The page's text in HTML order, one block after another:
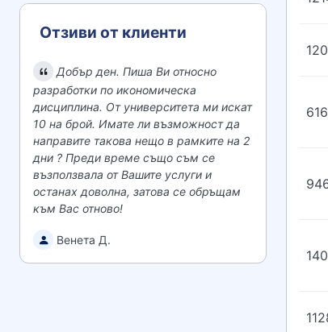
Отзиви от клиенти
Добър ден. Пиша Ви относно
разработки по икономическа
дисциплина. От университета ми искат
10 на брой. Имате ли възможност да
направите такова нещо в рамките на 2
дни ? Преди време също съм се
възползвала от Вашите услуги и
останах доволна, затова се обръщам
към Вас отново!
Венета Д.